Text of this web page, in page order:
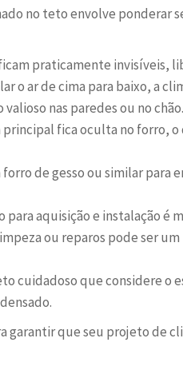
no teto envolve ponderar
praticamente invisíveis,
o ar de cima para baixo, a
valioso nas paredes ou no chão.
fica oculta no forro,
forro de gesso ou similar
aquisição e instalação é
ou reparos pode ser
cuidadoso que considere o
garantir que seu projeto de